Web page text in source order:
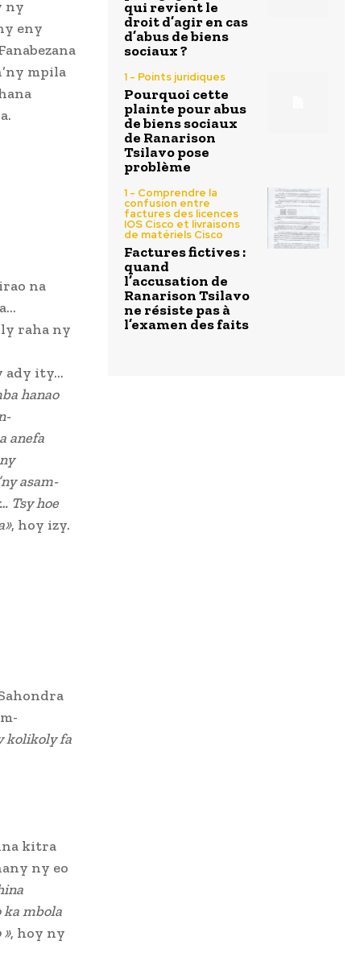
ny
eny
mpila
na
raha ny
ady ity…
hanao
anefa
asam-
Tsy hoe
, hoy izy.
kolikoly fa
kitra
ny eo
ka mbola
, hoy ny
qui revient le
droit d’agir en cas
d’abus de biens
sociaux ?
1 - Points juridiques
Pourquoi cette
plainte pour abus
de biens sociaux
de Ranarison
Tsilavo pose
problème
1 - Comprendre la
confusion entre
factures des licences
IOS Cisco et livraisons
de matériels Cisco
Factures fictives :
quand
l’accusation de
Ranarison Tsilavo
ne résiste pas à
l’examen des faits